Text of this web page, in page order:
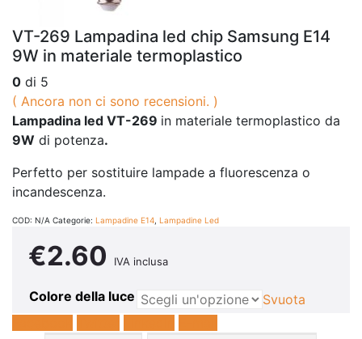
VT-269 Lampadina led chip Samsung E14
9W in materiale termoplastico
0 di 5
( Ancora non ci sono recensioni. )
Lampadina led VT-269 in materiale termoplastico da
9W di potenza.
Perfetto per sostituire lampade a fluorescenza o
incandescenza.
COD: N/A Categorie: Lampadine E14 Lampadine Led
€2.60 IVA inclusa
Colore della luce
Svuota